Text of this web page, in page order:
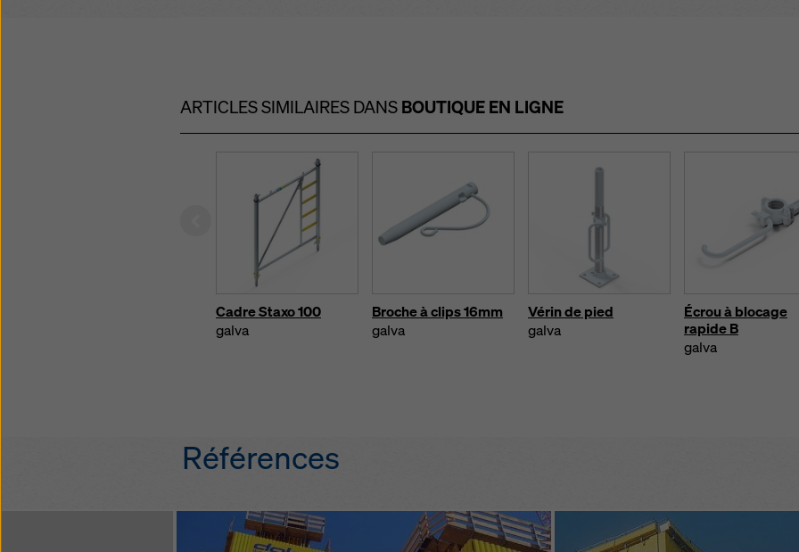
ARTICLES SIMILAIRES DANS BOUTIQUE EN LIGNE
Cadre Staxo 100
galva
Broche à clips 16mm
galva
Vérin de pied
galva
Écrou à blocage
rapide B
galva
Références